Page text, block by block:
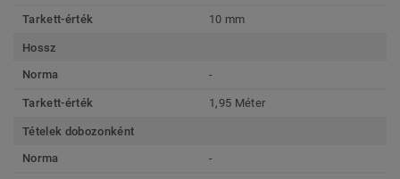
Tarkett-érték 10 mm
Hossz
Norma
-
Tarkett-érték 1,95 Méter
Tételek dobozonként
Norma
-